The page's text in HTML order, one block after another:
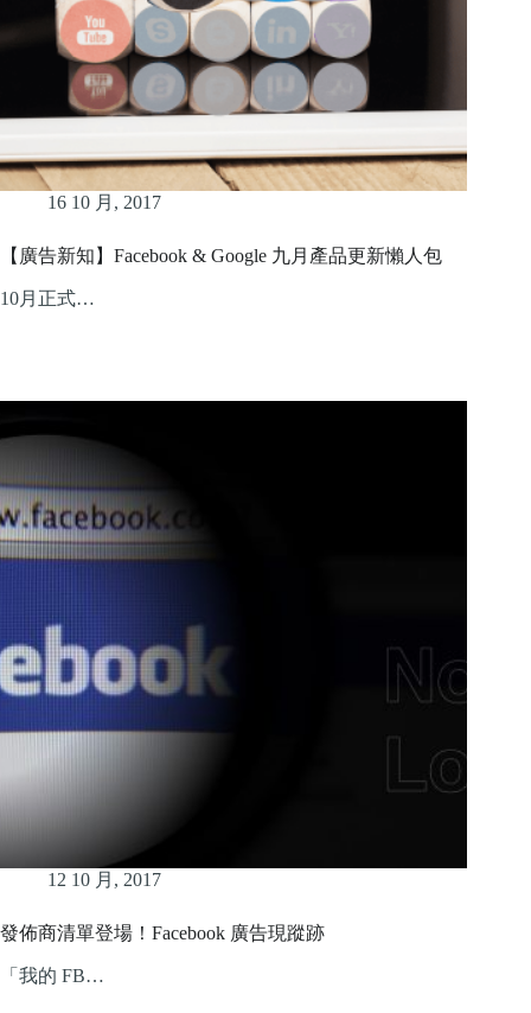
16 10 月, 2017
【廣告新知】Facebook & Google 九月產品更新懶人包
10月正式…
12 10 月, 2017
發佈商清單登場！Facebook 廣告現蹤跡
「我的 FB…